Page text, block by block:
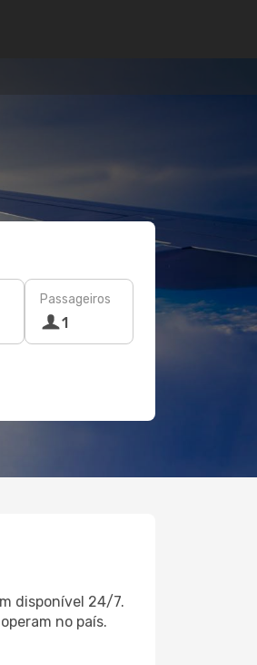
Passageiros
1
disponível 24/7.
no país.